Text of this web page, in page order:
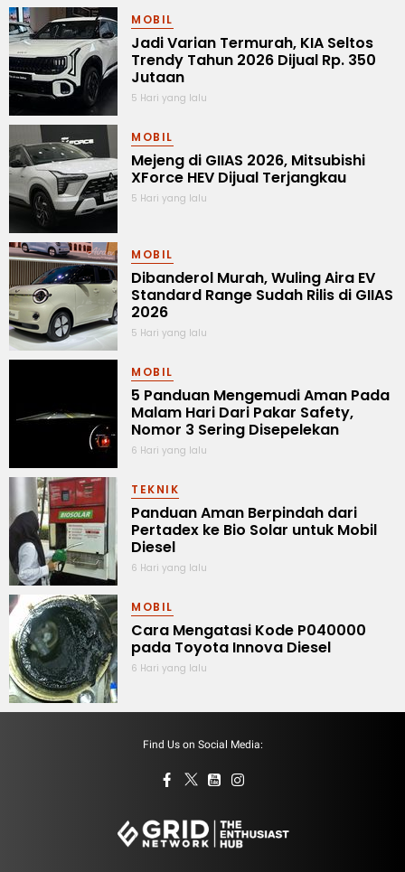
MOBIL
Jadi Varian Termurah, KIA Seltos
Trendy Tahun 2026 Dijual Rp. 350
Jutaan
5 Hari yang lalu
MOBIL
Mejeng di GIIAS 2026, Mitsubishi
XForce HEV Dijual Terjangkau
5 Hari yang lalu
MOBIL
Dibanderol Murah, Wuling Aira EV
Standard Range Sudah Rilis di GIIAS
2026
5 Hari yang lalu
MOBIL
5 Panduan Mengemudi Aman Pada
Malam Hari Dari Pakar Safety,
Nomor 3 Sering Disepelekan
6 Hari yang lalu
TEKNIK
Panduan Aman Berpindah dari
Pertadex ke Bio Solar untuk Mobil
Diesel
6 Hari yang lalu
MOBIL
Cara Mengatasi Kode P040000
pada Toyota Innova Diesel
6 Hari yang lalu
Find Us on Social Media: